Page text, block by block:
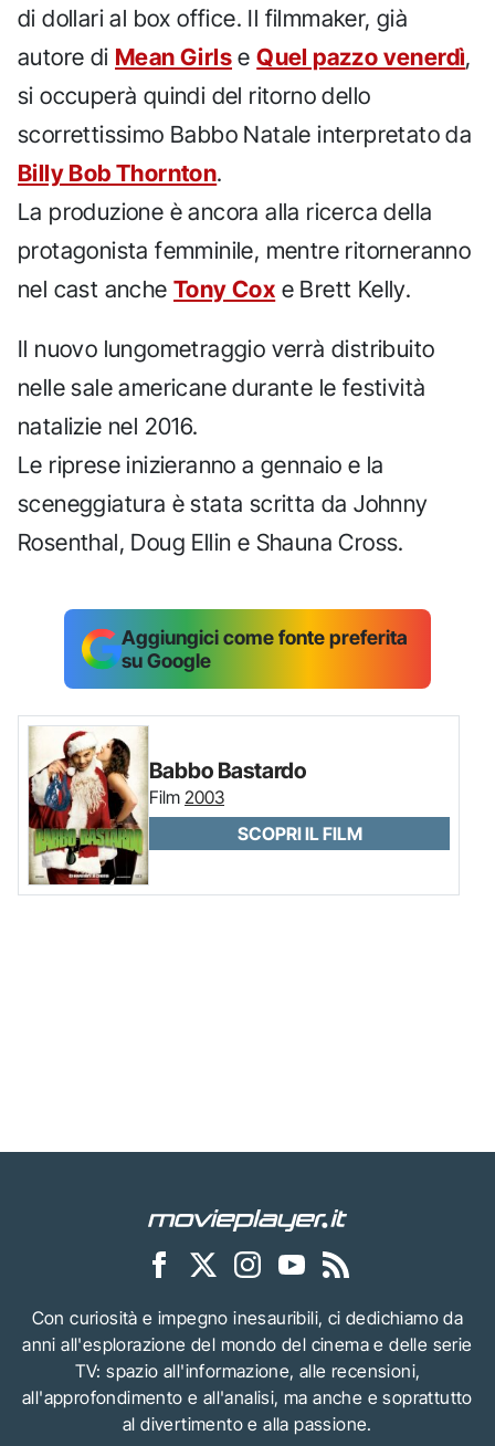
di dollari al box office. Il filmmaker, già
autore di Mean Girls eQuel pazzo venerdì,
si occuperà quindi del ritorno dello
scorrettissimo Babbo Natale interpretato da
Billy Bob Thornton.
La produzione è ancora alla ricerca della
protagonista femminile, mentre ritorneranno
nel cast anche Tony Cox e Brett Kelly.
Il nuovo lungometraggio verrà distribuito
nelle sale americane durante le festività
natalizie nel 2016.
Le riprese inizieranno a gennaio e la
sceneggiatura è stata scritta da Johnny
Rosenthal, Doug Ellin e Shauna Cross.
Aggiungici come fonte preferita
su Google
Babbo Bastardo
Film 2003
SCOPRI IL FILM
Con curiosità e impegno inesauribili, ci dedichiamo da
anni all'esplorazione del mondo del cinema e delle serie
TV: spazio all'informazione, alle recensioni,
all'approfondimento e all'analisi, ma anche e soprattutto
al divertimento e alla passione.